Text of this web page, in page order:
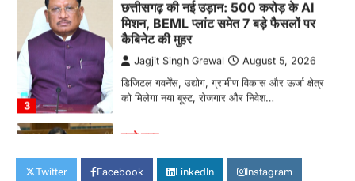
3
Jagjit Singh Grewal August 5, 2026
डिजिटल गवर्नेंस, उद्योग, ग्रामीण विकास और ऊर्जा क्षेत्र
को मिलेगा नया बूस्ट, रोजगार और निवेश…
हमारे राज्य
राजधानी की सुरक्षा व्यवस्था मजबूत करने सांसद
Jagjit Singh Grewal
कमिश्नरेट के पुनर्गठन, 660 रिक्त पद भरने और 500
अतिरिक्त पुलिसकर्मियों की तैनाती की मांग…
Twitter Facebook LinkedIn Instagram